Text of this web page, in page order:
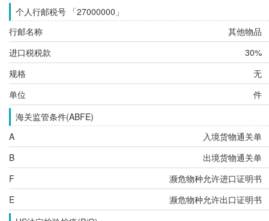
个人行邮税号 「27000000」
行邮名称
其他物品
进口税税款
30%
规格
无
单位
件
海关监管条件(ABFE)
A
入境货物通关单
B
出境货物通关单
F
濒危物种允许进口证明书
E
濒危物种允许出口证明书